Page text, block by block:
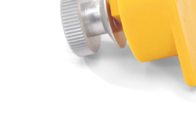
Polityka prywatności